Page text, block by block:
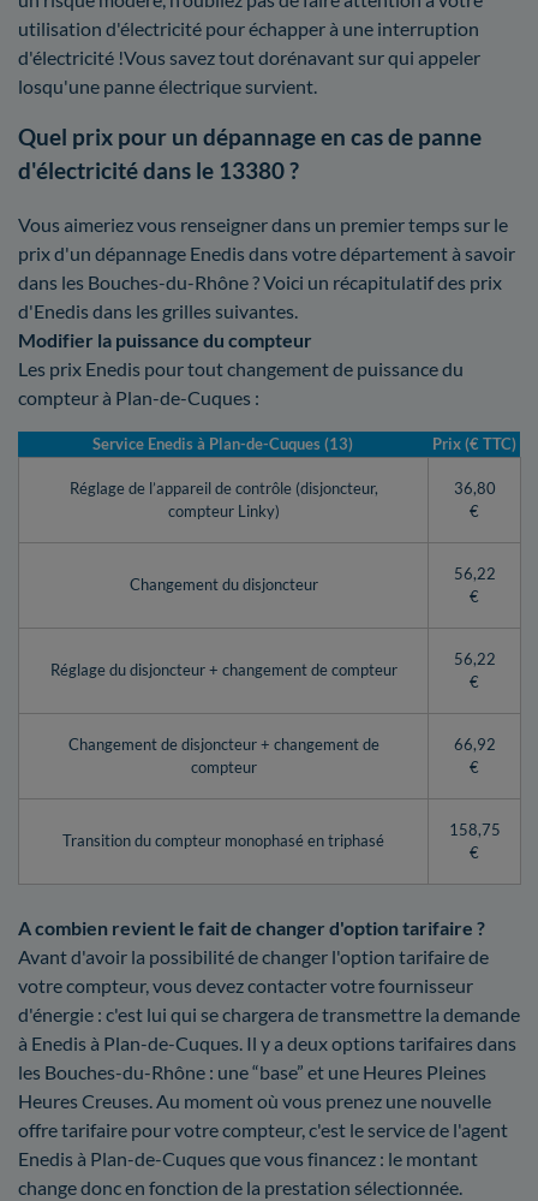
utilisation d'électricité pour échapper à une interruption
d'électricité !Vous savez tout dorénavant sur qui appeler
losqu'une panne électrique survient.
Quel prix pour un dépannage en cas de panne
d'électricité dans le 13380 ?
Vous aimeriez vous renseigner dans un premier temps sur le
prix d'un dépannage Enedis dans votre département à savoir
dans les Bouches-du-Rhône ? Voici un récapitulatif des prix
d'Enedis dans les grilles suivantes.
Modifier la puissance du compteur
Les prix Enedis pour tout changement de puissance du
compteur à Plan-de-Cuques :
Service Enedis à Plan-de-Cuques (13) Prix (€ TTC)
Réglage de l’appareil de contrôle (disjoncteur,
compteur Linky)
36,80
€
Changement du disjoncteur
56,22
€
Réglage du disjoncteur + changement de compteur
56,22
€
Changement de disjoncteur + changement de
compteur
66,92
€
Transition du compteur monophasé en triphasé
158,75
€
A combien revient le fait de changer d'option tarifaire ?
Avant d'avoir la possibilité de changer l'option tarifaire de
votre compteur, vous devez contacter votre fournisseur
d'énergie : c'est lui qui se chargera de transmettre la demande
à Enedis à Plan-de-Cuques. Il y a deux options tarifaires dans
les Bouches-du-Rhône : une “base” et une Heures Pleines
Heures Creuses. Au moment où vous prenez une nouvelle
offre tarifaire pour votre compteur, c'est le service de l'agent
Enedis à Plan-de-Cuques que vous financez : le montant
change donc en fonction de la prestation sélectionnée.